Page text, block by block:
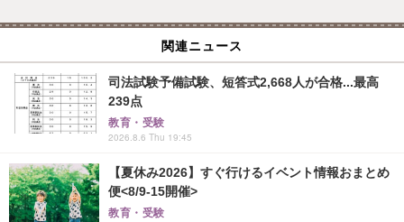
関連ニュース
司法試験予備試験、短答式2,668人が合格...最高
239点
教育・受験
2026.8.6 Thu 19:45
【夏休み2026】すぐ行けるイベント情報おまとめ
便<8/9-15開催>
教育・受験